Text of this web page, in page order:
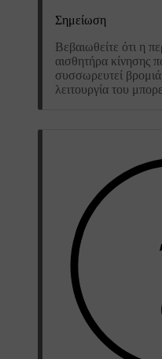
Σημείωση
Βεβαιωθείτε ότι η
αισθητήρα κίνησης
συσσωρευτεί
λειτουργία του